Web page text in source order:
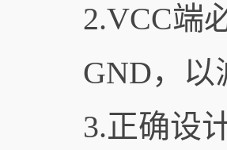
2.VCC端
GND，以
3.正确设